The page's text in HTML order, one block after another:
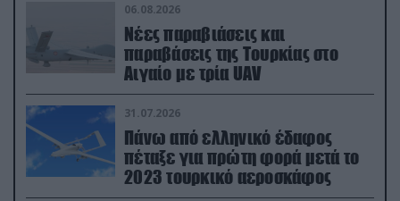
06.08.2026
Νέες παραβιάσεις και
παραβάσεις της Τουρκίας στο
Αιγαίο με τρία UAV
31.07.2026
Πάνω από ελληνικό έδαφος
πέταξε για πρώτη φορά μετά το
2023 τουρκικό αεροσκάφος